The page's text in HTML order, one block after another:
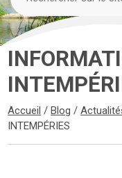
Accueil /Blog /
INTEMPÉRIES